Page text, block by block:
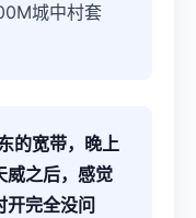
城中村套
的宽带，晚上
威之后，感觉
开完全没问